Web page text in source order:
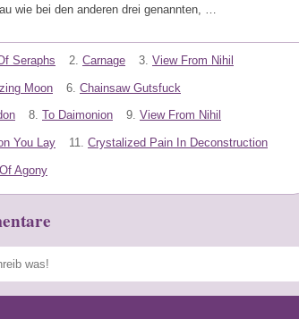
wie bei den anderen drei genannten, …
Seraphs 2. Carnage 3. View From Nihil
Moon 6. Chainsaw Gutsfuck
8. To Daimonion 9. View From Nihil
You Lay 11. Crystalized Pain In Deconstruction
Agony
Speichern